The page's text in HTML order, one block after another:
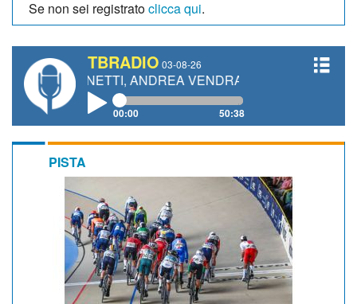
Se non sei registratoclicca qui.
TBRADIO 03-08-26
GIANETTI, ANDREA VENDRAME, FILIPPO FIORELLI
00:00 50:38
PISTA